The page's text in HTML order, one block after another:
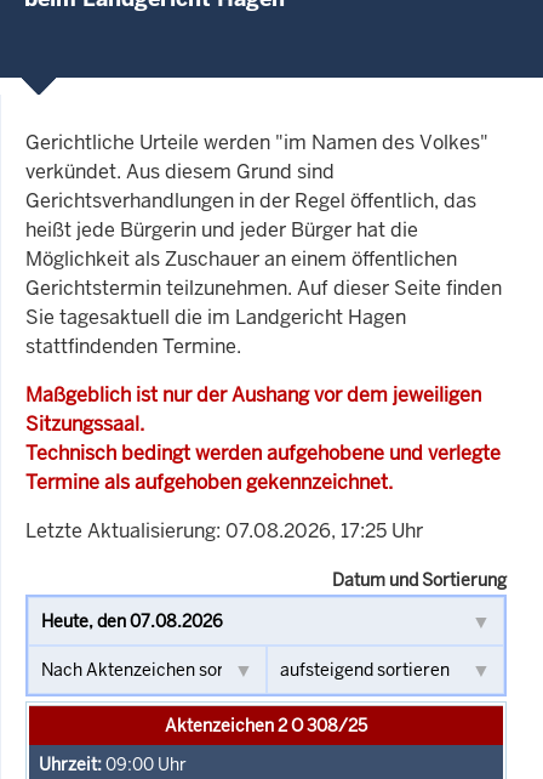
Gerichtliche Urteile werden "im Namen des Volkes"
verkündet. Aus diesem Grund sind
Gerichtsverhandlungen in der Regel öffentlich, das
heißt jede Bürgerin und jeder Bürger hat die
Möglichkeit als Zuschauer an einem öffentlichen
Gerichtstermin teilzunehmen. Auf dieser Seite finden
Sie tagesaktuell die im Landgericht Hagen
stattfindenden Termine.
Maßgeblich ist nur der Aushang vor dem jeweiligen
Sitzungssaal.
Technisch bedingt werden aufgehobene und verlegte
Termine als aufgehoben gekennzeichnet.
Letzte Aktualisierung: 07.08.2026, 17:25 Uhr
Datum und Sortierung
Aktenzeichen 2 O 308/25
09:00 Uhr